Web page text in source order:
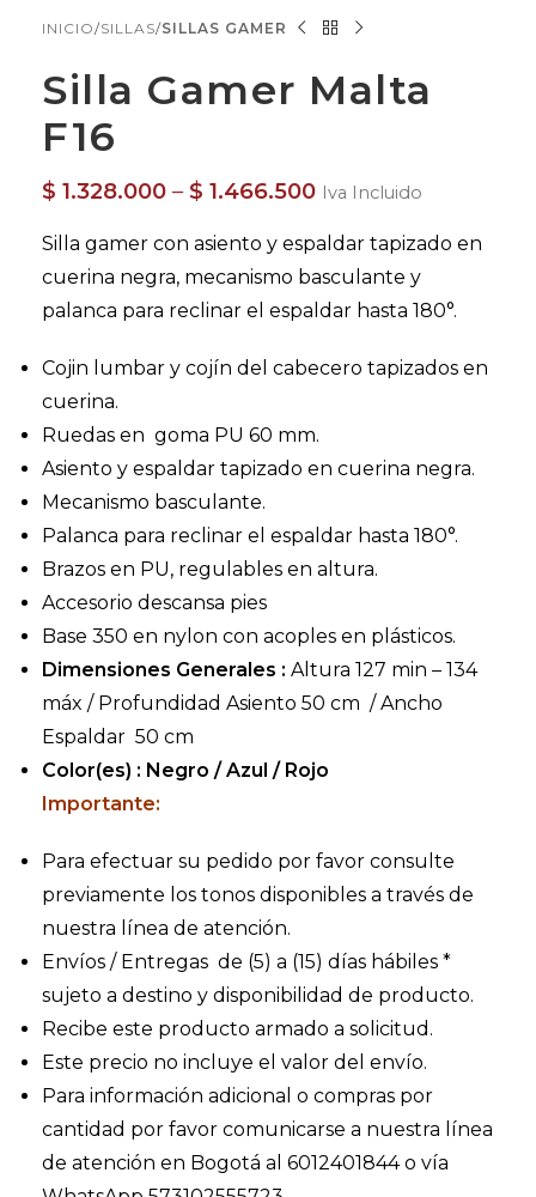
INICIO SILLAS SILLAS GAMER
Silla Gamer Malta
F16
$ 1.328.000 – $ 1.466.500 Iva Incluido
Silla gamer con asiento y espaldar tapizado en
cuerina negra, mecanismo basculante y
palanca para reclinar el espaldar hasta 180°.
Cojin lumbar y cojín del cabecero tapizados en
cuerina.
Ruedas en goma PU 60 mm.
Asiento y espaldar tapizado en cuerina negra.
Mecanismo basculante.
Palanca para reclinar el espaldar hasta 180°.
Brazos en PU, regulables en altura.
Accesorio descansa pies
Base 350 en nylon con acoples en plásticos.
Dimensiones Generales : Altura 127 min – 134
máx / Profundidad Asiento 50 cm / Ancho
Espaldar 50 cm
Color(es) : Negro / Azul / Rojo
Importante:
Para efectuar su pedido por favor consulte
previamente los tonos disponibles a través de
nuestra línea de atención.
Envíos / Entregas de (5) a (15) días hábiles *
sujeto a destino y disponibilidad de producto.
Recibe este producto armado a solicitud.
Este precio no incluye el valor del envío.
Para información adicional o compras por
cantidad por favor comunicarse a nuestra línea
de atención en Bogotá al 6012401844 o vía